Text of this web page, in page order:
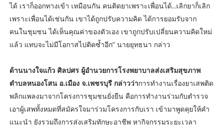
ได้ เราก็ออกทางเข้า เหมือนกัน คนติดยาเพราะเพื่อนได้...เลิกยาก็เลิก
เพราะเพื่อนได้เช่นกัน เขาได้ถูกปรับความคิด ได้การยอมรับจาก
คนในชุมชน ได้เห็นคุณค่าของตัวเอง เขาถูกปรับเปลี่ยนความคิดใหม่
แล้ว แทบจะไม่มีโอกาสไปติดซ้ำอีก” นายยุทธนา กล่าว
ด้านนางใจแก้ว ศิลปศร ผู้อำนวยการโรงพยาบาลส่งเสริมสุขภาพ
ตำบลหนองโสน อ.เมือง จ.เพชรบุรี กล่าวว่าการทำงานเรื่องยาเสพติด
พลิกแพลงมาจากโครงการชุมชนยั่งยืน คือการทำงานร่วมกับตำรวจ
เอาผู้เสพทั้งหมดที่สมัครใจมาร่วมโครงการกับเรา เข้ามาพูดคุยให้คำ
แนะนำ ยังรวมถึงการส่งเสริมทักษะอาชีพ หากิจกรรมระยะเวลา